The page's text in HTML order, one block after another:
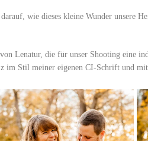
wie dieses kleine Wunder unsere
Lenatur, die für unser Shooting eine
im Stil meiner eigenen CI-Schrift und